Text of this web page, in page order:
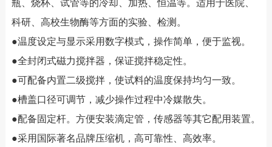
瓶、烧杯、试管等的冷却、加热、恒温等。适用于医院、
科研、高校生物酶等方面的实验、检测。
●温度设定与显示采用数字模式，操作简单，便于监视。
●全封闭式磁力搅拌器，保证搅拌稳定性。
●可配备内置二级搅拌，使试料的温度保持均匀一致。
●槽盖口径可调节，减少操作过程中冷媒散失。
●配备固定杆。方便安装滴定管，传感器等其它配用装置。
●采用国际著名品牌压缩机，高可靠性、高效率。